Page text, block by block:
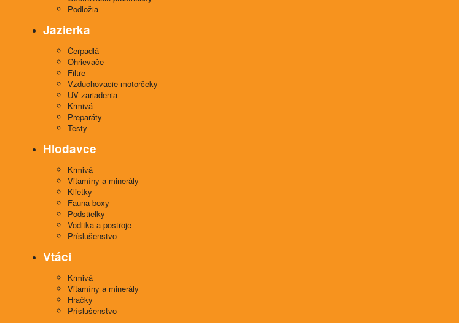
Podložia
Jazierka
Čerpadlá
Ohrievače
Filtre
Vzduchovacie motorčeky
UV zariadenia
Krmivá
Preparáty
Testy
Hlodavce
Krmivá
Vitamíny a minerály
Klietky
Fauna boxy
Podstielky
Voditka a postroje
Príslušenstvo
Vtáci
Krmivá
Vitamíny a minerály
Hračky
Príslušenstvo